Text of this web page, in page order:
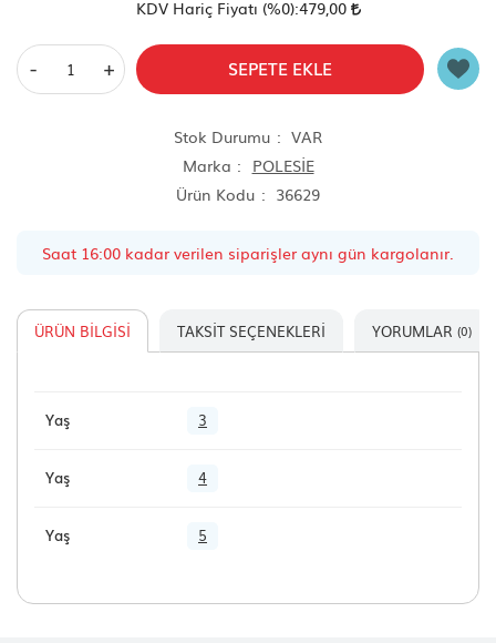
KDV Hariç Fiyatı (%0):479,00
- + SEPETE EKLE
Stok Durumu
VAR
Marka
POLESİE
Ürün Kodu
36629
Saat 16:00 kadar verilen siparişler aynı gün kargolanır.
ÜRÜN BILGISI TAKSIT SEÇENEKLERI YORUMLAR (0)
Yaş 3
Yaş 4
Yaş 5